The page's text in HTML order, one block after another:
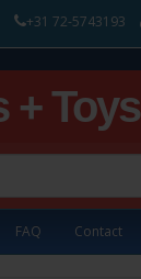
+31 72-5743193
+ Toys
FAQ Contact